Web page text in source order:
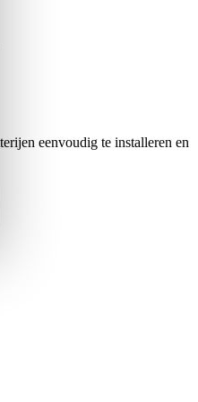
eenvoudig te installeren en